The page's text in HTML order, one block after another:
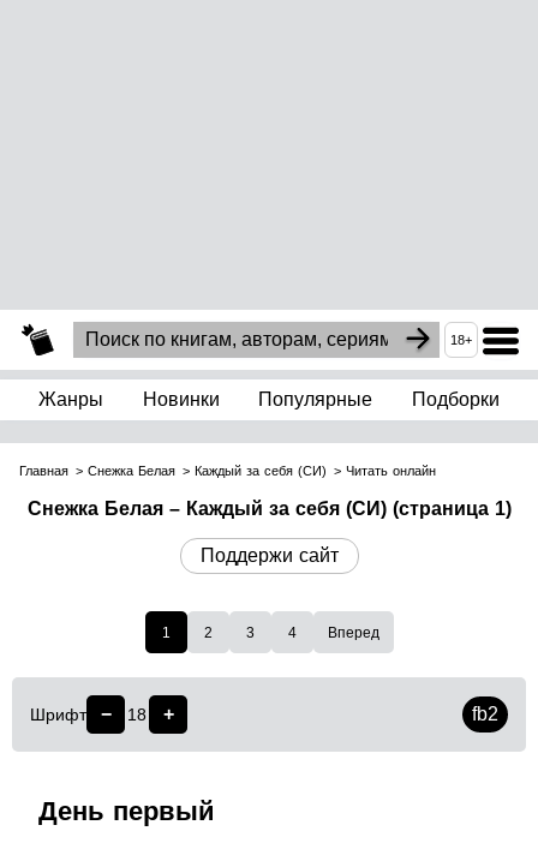
18+
Жанры Новинки Популярные Подборки
Главная Снежка Белая Каждый за себя (СИ) Читать онлайн
Снежка Белая – Каждый за себя (СИ) (страница 1)
Поддержи сайт
1 2 3 4 Вперед
Шрифт − 18 + fb2
День первый